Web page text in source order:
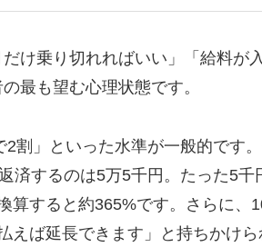
け乗り切れればいい」「給料が
最も望む心理状態です。
割」といった水準が一般的です
済するのは5万5千円。たった5千
算すると約365%です。さらに、
ば延長できます」と持ちかけら